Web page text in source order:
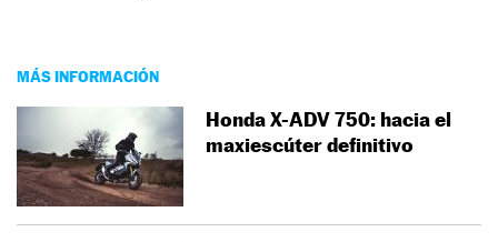
MÁS INFORMACIÓN
Honda X-ADV 750: hacia el
maxiescúter definitivo